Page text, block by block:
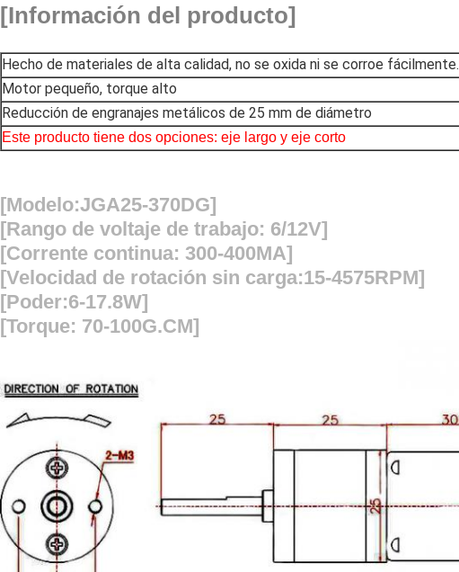
[Información del producto]
Hecho de materiales de alta calidad, no se oxida ni se corroe fácilmente.
Motor pequeño, torque alto
Reducción de engranajes metálicos de 25 mm de diámetro
Este producto tiene dos opciones: eje largo y eje corto
[Modelo:JGA25-370DG]
[Rango de voltaje de trabajo: 6/12V]
[Corrente continua: 300-400MA]
[Velocidad de rotación sin carga:15-4575RPM]
[Poder:6-17.8W]
[Torque: 70-100G.CM]